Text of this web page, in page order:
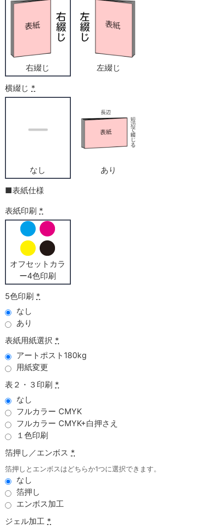
右綴じ 左綴じ
横綴じ *
なし あり
■表紙仕様
表紙印刷 *
オフセットカラ
ー4色印刷
5色印刷 *
なし
あり
表紙用紙選択 *
アートポスト180kg
用紙変更
表２・３印刷 *
なし
フルカラー CMYK
フルカラー CMYK+白押さえ
１色印刷
箔押し／エンボス *
箔押しとエンボスはどちらか1つに選択できます。
なし
箔押し
エンボス加工
ジェル加工 *